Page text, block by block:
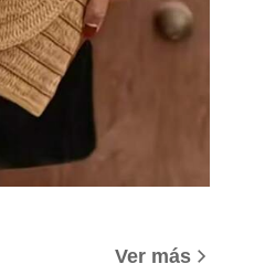
Ver más